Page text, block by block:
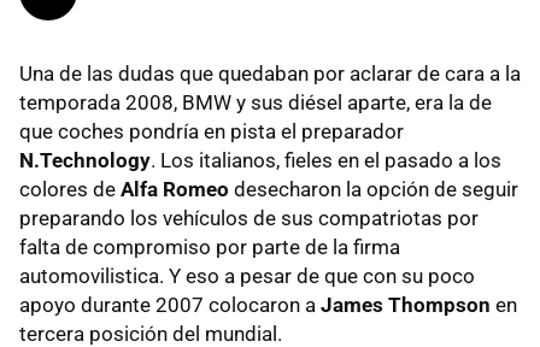
Una de las dudas que quedaban por aclarar de cara a la
temporada 2008, BMW y sus diésel aparte, era la de
que coches pondría en pista el preparador
N.Technology. Los italianos, fieles en el pasado a los
colores de Alfa Romeo desecharon la opción de seguir
preparando los vehículos de sus compatriotas por
falta de compromiso por parte de la firma
automovilistica. Y eso a pesar de que con su poco
apoyo durante 2007 colocaron a James Thompson en
tercera posición del mundial.